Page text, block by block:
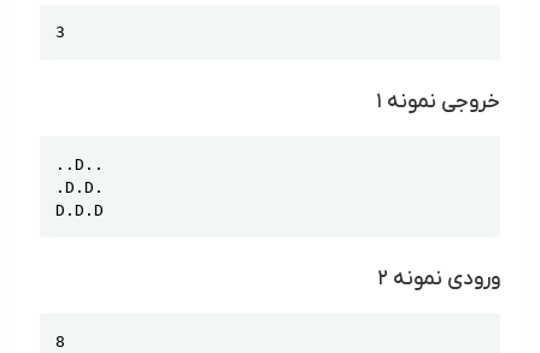
3
خروجی نمونه ۱
..D..
.D.D.
D.D.D
ورودی نمونه ۲
8